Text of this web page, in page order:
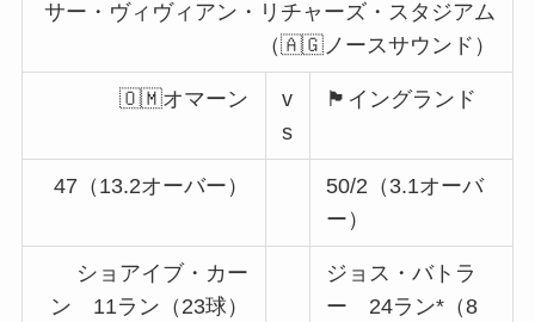
サー・ヴィヴィアン・リチャーズ・スタジアム
（🇦🇬ノースサウンド）
🇴🇲オマーン
v
s
🏴󠁧󠁢󠁥󠁮󠁧󠁿イングランド
47（13.2オーバー）
50/2（3.1オーバ
ー）
ショアイブ・カー
ン 11ラン（23球）
ジョス・バトラ
ー 24ラン*（8